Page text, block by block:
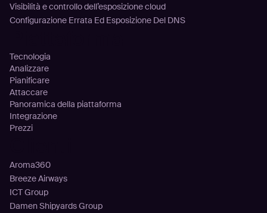
Visibilità e controllo dell’esposizione cloud
Configurazione Errata Ed Esposizione Del DNS
Tecnologia
Analizzare
Pianificare
Attaccare
Panoramica della piattaforma
Integrazione
Prezzi
Aroma360
Breeze Airways
ICT Group
Damen Shipyards Group